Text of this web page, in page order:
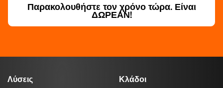
Παρακολουθήστε τον χρόνο τώρα. Είναι
ΔΩΡΕΑΝ!
Λύσεις
Κλάδοι